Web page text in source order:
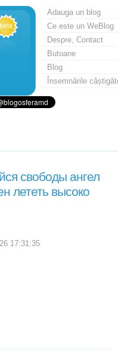
Adauga un blog
Ce este un WeBlog
Despre, Contact
Butoane
Blog
Însemnările
свободы ангел
лететь высоко
17:31:35